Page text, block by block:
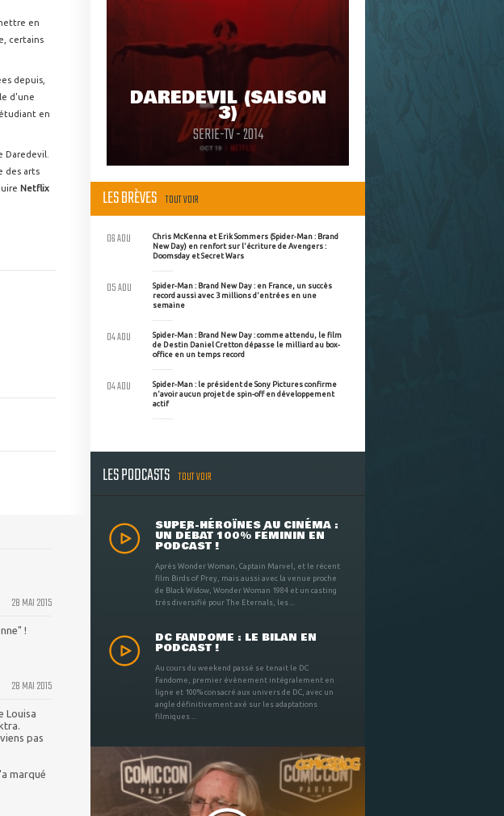
en
certains
depuis,
d'une
en
Daredevil.
des arts
Netflix
28 MAI 2015
!
28 MAI 2015
Louisa
pas
marqué
DAREDEVIL (SAISON
3)
SERIE-TV - 2014
LES BRÈVES TOUT VOIR
Chris McKenna et Erik Sommers (Spider-Man : Brand
New Day) en renfort sur l'écriture de Avengers :
Doomsday et Secret Wars
06 AOU
Spider-Man : Brand New Day : en France, un succès
record aussi avec 3 millions d'entrées en une
semaine
05 AOU
Spider-Man : Brand New Day : comme attendu, le film
de Destin Daniel Cretton dépasse le milliard au box-
office en un temps record
04 AOU
Spider-Man : le président de Sony Pictures confirme
n'avoir aucun projet de spin-off en développement
actif
04 AOU
LES PODCASTS TOUT VOIR
SUPER-HÉROÏNES AU CINÉMA :
UN DÉBAT 100% FÉMININ EN
PODCAST !
Après Wonder Woman, Captain Marvel, et le récent
film Birds of Prey, mais aussi avec la venue proche
de Black Widow, Wonder Woman 1984 et un casting
très diversifié pour The Eternals, les ...
DC FANDOME : LE BILAN EN
PODCAST !
Au cours du weekend passé se tenait le DC
Fandome, premier évènement intégralement en
ligne et 100% consacré aux univers de DC, avec un
angle définitivement axé sur les adaptations
filmiques ...